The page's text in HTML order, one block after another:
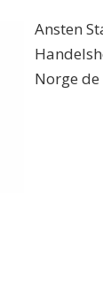
Ansten
Norge de